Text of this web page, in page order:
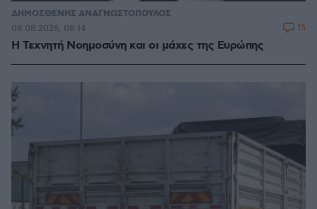
ΔΗΜΟΣΘΕΝΗΣ ΑΝΑΓΝΩΣΤΟΠΟΥΛΟΣ
H Τεχνητή Νοημοσύνη και οι μάχες της Ευρώπης
08.08.2026, 08:14 15